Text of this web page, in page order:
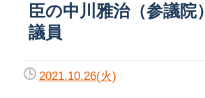
臣の中川雅治（参議院）
議員
2021.10.26(火)